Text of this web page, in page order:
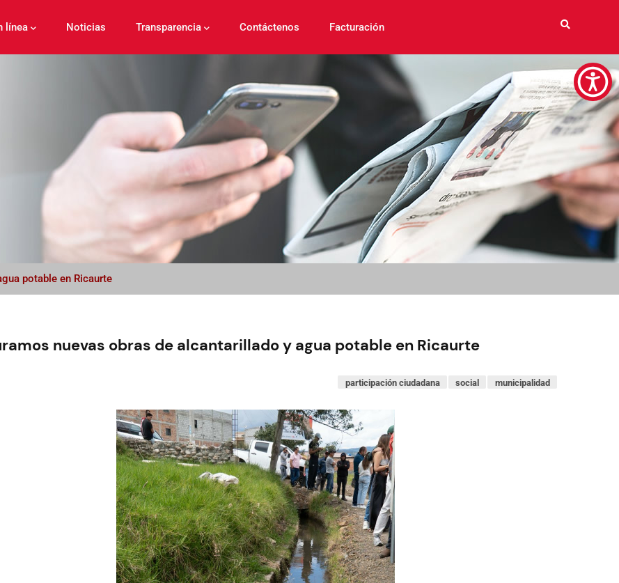
línea Noticias Transparencia Contáctenos Facturación
potable en Ricaurte
nuevas obras de alcantarillado y agua potable en Ricaurte
municipalidad
social
participación ciudadana